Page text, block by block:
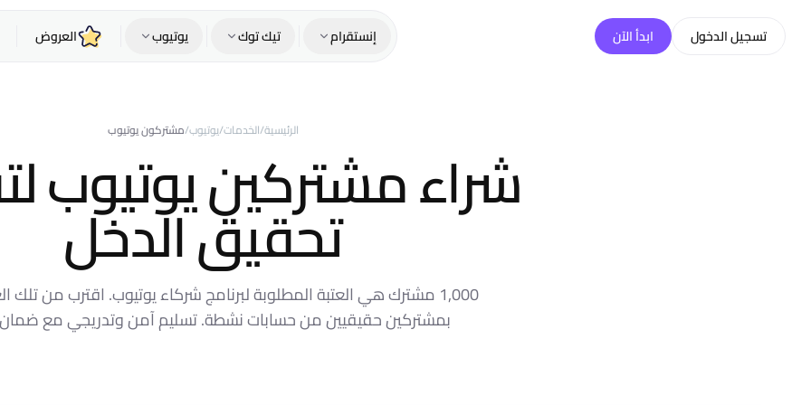
إنستقرام تيك توك يوتيوب العروض تسجيل الدخول ابدأ الآن
الرئيسية/الخدمات/يوتيوب/مشتركون يوتيوب
شراء مشتركين يوتيوب
تحقيق الدخل
1,000 مشترك هي العتبة المطلوبة لبرنامج شركاء يوتيوب. اقترب من تلك
بمشتركين حقيقيين من حسابات نشطة. تسليم آمن وتدريجي مع